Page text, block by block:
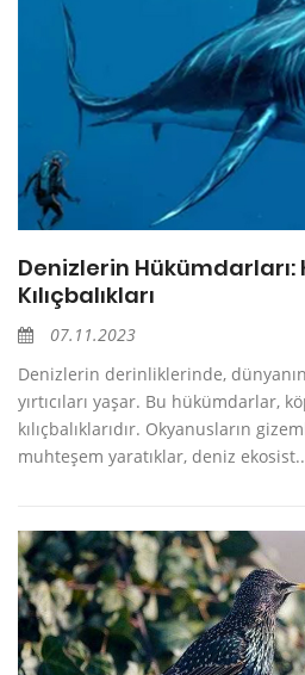
Denizlerin Hükümdarları:
Kılıçbalıkları
07.11.2023
Denizlerin derinliklerinde,
yırtıcıları yaşar. Bu hükümdarlar,
kılıçbalıklarıdır. Okyanusların
muhteşem yaratıklar, deniz